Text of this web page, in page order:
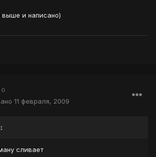
выше и написано)
0
11 февраля, 2009
сливает